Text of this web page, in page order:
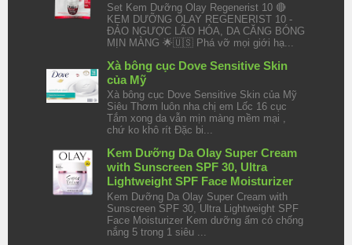
Set Kem Dưỡng Olay Regenerist 10 🔴
KEM DƯỠNG OLAY REGENERIST 10 -
ĐẢO NGƯỢC LÃO HÓA, DA CĂNG BÓNG
MỊN MÀNG 🌟🇺🇸 Phá vỡ mọi giới hạ...
Xà bông cục Dove Sensitive Skin
của Mỹ
Xà bông cục Dove Sensitive Skin của Mỹ
Siêu Thơm luôn nha chị em Lốc 16 cục
Tắm xong da vẫn mịn màng mềm mại ,
chứ ko khô rít Đặc bi...
Kem Dưỡng Da Olay Super Cream
with Sunscreen SPF 30, Ultra
Lightweight SPF Face Moisturizer
Kem Dưỡng Da Olay Super Cream with
Sunscreen SPF 30, Ultra Lightweight SPF
Face Moisturizer Kem dưỡng ẩm có chống
nắng 5 trong 1 siêu ...